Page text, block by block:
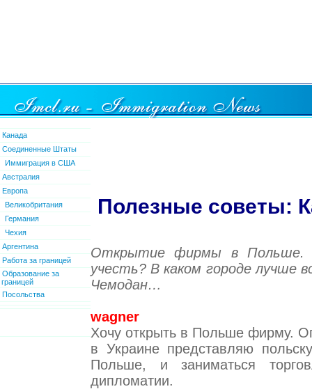
Канада
Соединенные Штаты
Иммиграция в США
Австралия
Европа
Великобритания
Германия
Чехия
Аргентина
Работа за границей
Образование за
границей
Посольства
Полезные советы:
Открытие фирмы в Польше.
учесть? В каком городе лучше
Чемодан…
wagner
Хочу открыть в Польше фирму.
в Украине представляю
Польше, и заниматься
дипломатии.